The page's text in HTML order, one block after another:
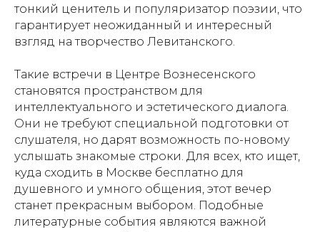
тонкий ценитель и популяризатор поэзии, что
гарантирует неожиданный и интересный
взгляд на творчество Левитанского.
Такие встречи в Центре Вознесенского
становятся пространством для
интеллектуального и эстетического диалога.
Они не требуют специальной подготовки от
слушателя, но дарят возможность по-новому
услышать знакомые строки. Для всех, кто ищет,
куда сходить в Москве бесплатно для
душевного и умного общения, этот вечер
станет прекрасным выбором. Подобные
литературные события являются важной